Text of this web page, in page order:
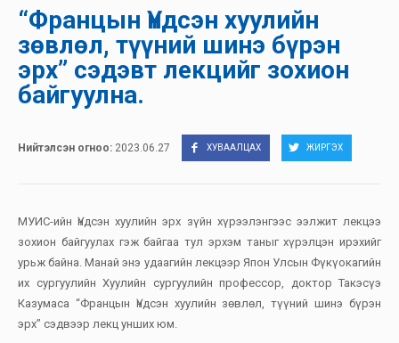
“Францын Үндсэн хуулийн
зөвлөл, түүний шинэ бүрэн
эрх” сэдэвт лекцийг зохион
байгуулна.
Нийтэлсэн огноо: 2023.06.27 ХУВААЛЦАХ ЖИРГЭХ
МУИС-ийн Үндсэн хуулийн эрх зүйн хүрээлэнгээс ээлжит лекцээ
зохион байгуулах гэж байгаа тул эрхэм таныг хүрэлцэн ирэхийг
урьж байна. Манай энэ удаагийн лекцээр Япон Улсын Фүкүокагийн
их сургуулийн Хуулийн сургуулийн профессор, доктор Такэсүэ
Казумаса “Францын Үндсэн хуулийн зөвлөл, түүний шинэ бүрэн
эрх” сэдвээр лекц унших юм.